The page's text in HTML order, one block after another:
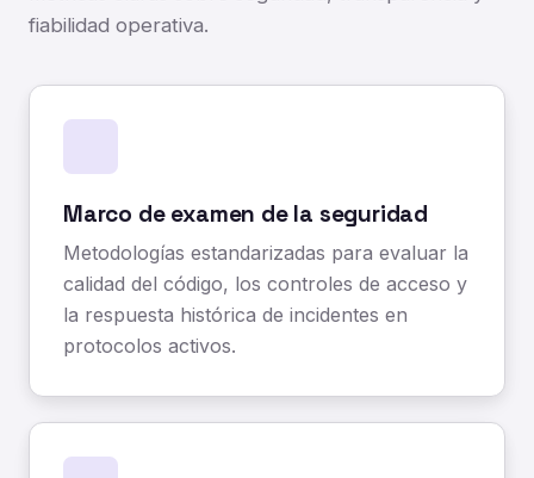
fiabilidad operativa.
Marco de examen de la seguridad
Metodologías estandarizadas para evaluar la
calidad del código, los controles de acceso y
la respuesta histórica de incidentes en
protocolos activos.